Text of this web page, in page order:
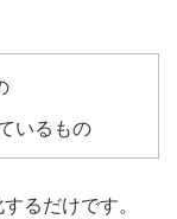
いるもの
るだけです。